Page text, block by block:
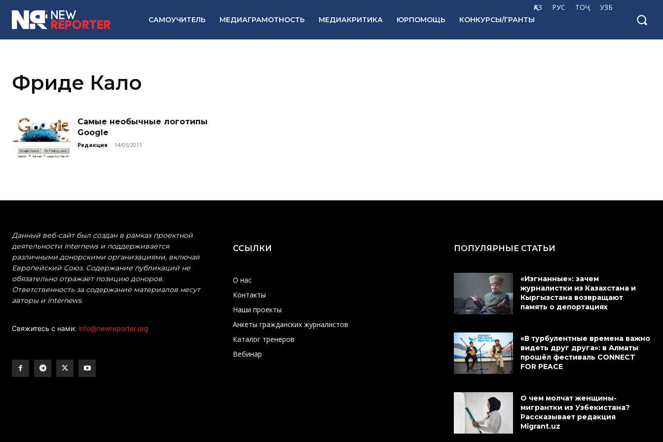
ҚАЗ РУС ТОҶ УЗБ
САМОУЧИТЕЛЬ МЕДИАГРАМОТНОСТЬ МЕДИАКРИТИКА ЮРПОМОЩЬ КОНКУРСЫ/ГРАНТЫ
Фриде Кало
Самые необычные логотипы
Google
Редакция - 14/05/2011
Данный веб-сайт был создан в рамках проектной
деятельности Internews и поддерживается
различными донорскими организациями, включая
Европейский Союз. Содержание публикаций не
обязательно отражает позицию доноров.
Ответственность за содержание материалов несут
авторы и Internews.
Свяжитесь с нами: info@newreporter.org
ССЫЛКИ
О нас
Контакты
Наши проекты
Анкеты гражданских журналистов
Каталог тренеров
Вебинар
ПОПУЛЯРНЫЕ СТАТЬИ
«Изгнанные»: зачем
журналистки из Казахстана и
Кыргызстана возвращают
память о депортациях
«В турбулентные времена важно
видеть друг друга»: в Алматы
прошёл фестиваль CONNECT
FOR PEACE
О чем молчат женщины-
мигрантки из Узбекистана?
Рассказывает редакция
Migrant.uz